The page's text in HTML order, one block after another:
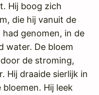
Hij boog zich
die hij vanuit de
genomen, in de
water. De bloem
de stroming,
Hij draaide sierlijk in
Hij leek